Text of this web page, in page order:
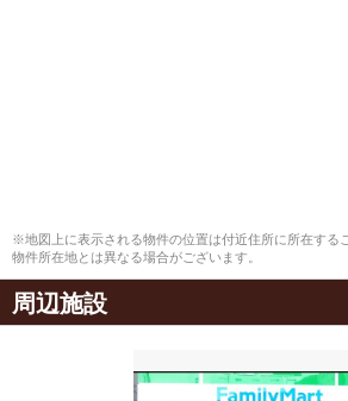
※地図上に表示される物件の位置は付近住所に所在する
物件所在地とは異なる場合がございます。
周辺施設